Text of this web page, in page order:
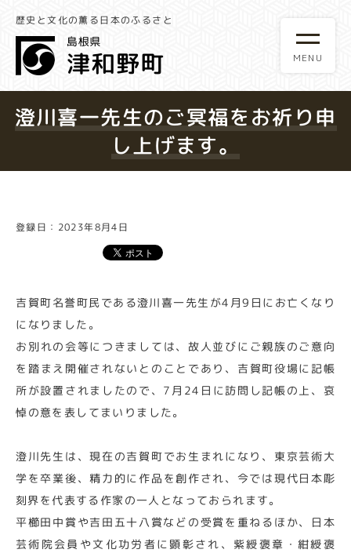
歴史と文化の薫る日本のふるさと
澄川喜一先生のご冥福をお祈り申
し上げます。
登録日：2023年8月4日
吉賀町名誉町民である澄川喜一先生が4月9日にお亡くなり
になりました。
お別れの会等につきましては、故人並びにご親族のご意向
を踏まえ開催されないとのことであり、吉賀町役場に記帳
所が設置されましたので、7月24日に訪問し記帳の上、哀
悼の意を表してまいりました。
澄川先生は、現在の吉賀町でお生まれになり、東京芸術大
学を卒業後、精力的に作品を創作され、今では現代日本彫
刻界を代表する作家の一人となっておられます。
平櫛田中賞や吉田五十八賞などの受賞を重ねるほか、日本
芸術院会員や文化功労者に顕彰され、紫綬褒章・紺綬褒